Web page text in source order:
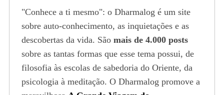
"Conhece a ti mesmo": o Dharmalog é um site
sobre auto-conhecimento, as inquietações e as
descobertas da vida. São mais de 4.000 posts
sobre as tantas formas que esse tema possui, de
filosofia às escolas de sabedoria do Oriente, da
psicologia à meditação. O Dharmalog promove a